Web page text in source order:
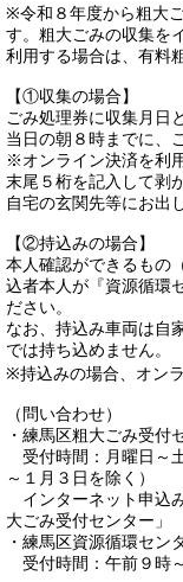
※令和８年度から粗大
す。粗大ごみの収集を
利用する場合は、有料
【①収集の場合】
ごみ処理券に収集月日
当日の朝８時までに、
※オンライン決済を利
末尾５桁を記入して剥
自宅の玄関先等にお出
【②持込みの場合】
本人確認ができるもの
込者本人が『資源循環
ださい。
なお、持込み車両は自
では持ち込めません。
※持込みの場合、オン
（問い合わせ）
・練馬区粗大ごみ受
受付時間：月曜日～
～１月３日を除く）
インターネット申込
大ごみ受付センター」
・練馬区資源循環セ
受付時間：午前９時